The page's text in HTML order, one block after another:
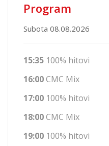
Program
Subota 08.08.2026
15:35 100% hitovi
16:00CMC Mix
17:00 100% hitovi
18:00CMC Mix
19:00 100% hitovi